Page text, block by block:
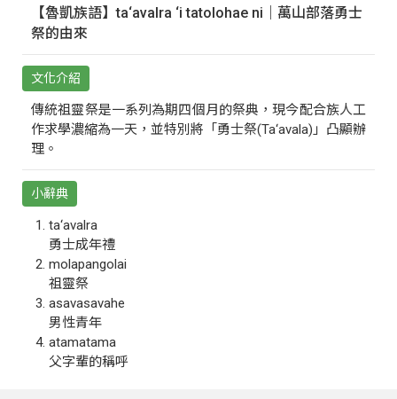
【魯凱族語】ta‘avalra ‘i tatolohae ni｜萬山部落勇士
祭的由來
文化介紹
傳統祖靈祭是一系列為期四個月的祭典，現今配合族人工
作求學濃縮為一天，並特別將「勇士祭(Ta‘avala)」凸顯辦
理。
小辭典
ta‘avalra
勇士成年禮
molapangolai
祖靈祭
asavasavahe
男性青年
atamatama
父字輩的稱呼